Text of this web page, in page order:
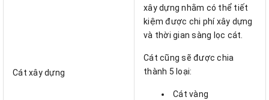
Cát xây dựng
xây dựng nhằm có thể tiết
kiệm được chi phí xây dựng
và thời gian sàng lọc cát.
Cát cũng sẽ được chia
thành 5 loại:
Cát vàng